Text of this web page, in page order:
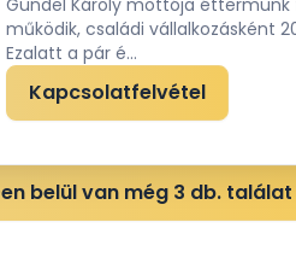
Gundel Károly mottója éttermünk
működik, családi vállalkozásként
Ezalatt a pár é...
Kapcsolatfelvétel
belül van még 3 db. találat